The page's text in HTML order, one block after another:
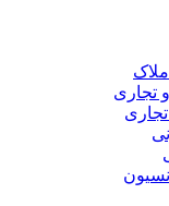
تجاری
تجاری